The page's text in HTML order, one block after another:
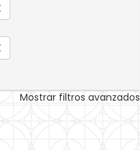
Mostrar filtros avanzados